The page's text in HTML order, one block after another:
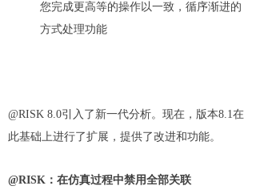
您完成更高等的操作以一致，循序渐进的
方式处理功能
@RISK 8.0引入了新一代分析。现在，版本8.1在
此基础上进行了扩展，提供了改进和功能。
@RISK：在仿真过程中禁用全部关联